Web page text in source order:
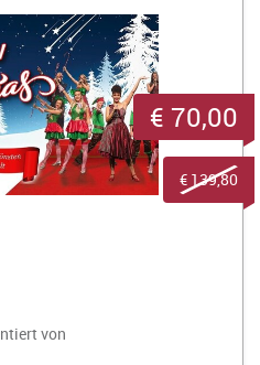
von
€ 70,00
€ 139,80